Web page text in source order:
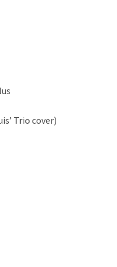
Trio cover)